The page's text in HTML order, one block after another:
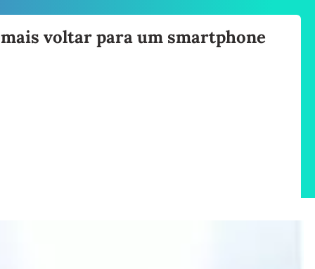
voltar para um smartphone